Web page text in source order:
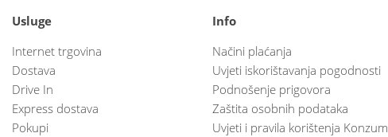
Usluge
Internet trgovina
Dostava
Drive In
Express dostava
Pokupi
Info
Načini plaćanja
Uvjeti iskorištavanja pogodnosti
Podnošenje prigovora
Zaštita osobnih podataka
Uvjeti i pravila korištenja Konzum